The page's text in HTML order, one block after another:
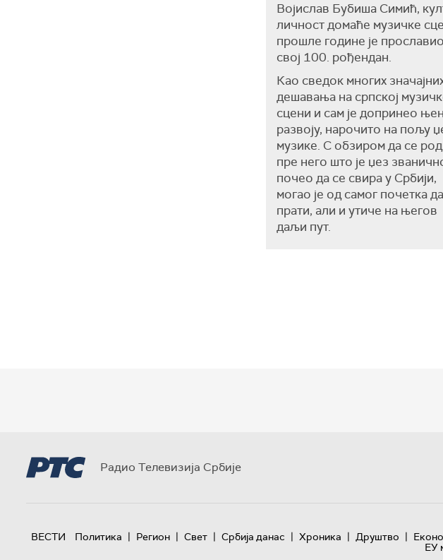
Војислав Бубиша Симић,
личност домаће музичке
прошле године је прославио
свој 100. рођендан.
Као сведок многих
дешавања на српској
сцени и сам је допринео
развоју, нарочито на пољу
музике. С обзиром да се
пре него што је џез
почео да се свира у Србији,
могао је од самог почетка
прати, али и утиче на његов
даљи пут.
Радио Телевизија Србије
ВЕСТИ Политика | Регион | Свет | Србија данас | Хроника | Друштво |
ЕУ